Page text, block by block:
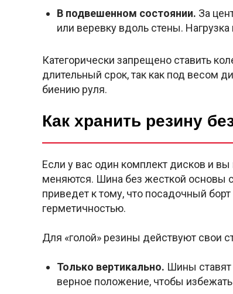
В подвешенном состоянии. За
или веревку вдоль стены.
Категорически запрещено ставить
длительный срок, так как под весом
биению руля.
Как хранить резину
Если у вас один комплект дисков и
меняются. Шина без жесткой основы
приведет к тому, что посадочный
герметичностью.
Для «голой» резины действуют свои
Только вертикально. Шины ставят
верное положение, чтобы